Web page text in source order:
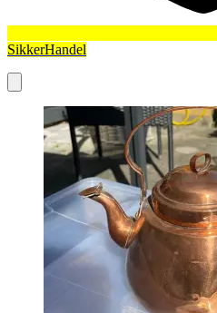
SikkerHandel